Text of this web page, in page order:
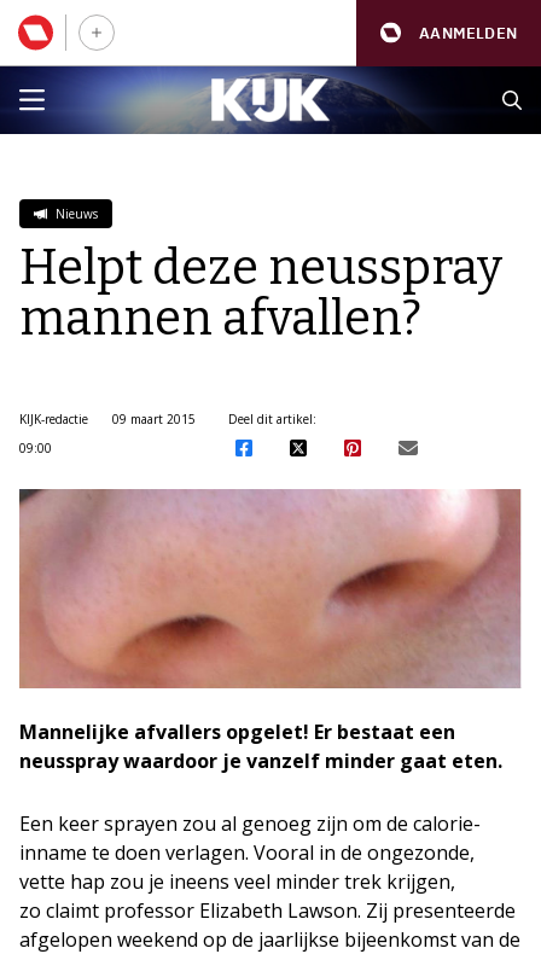
AANMELDEN
Nieuws
Helpt deze neusspray
mannen afvallen?
KIJK-redactie
09 maart 2015
09:00
Deel dit artikel:
Mannelijke afvallers opgelet! Er bestaat een
neusspray waardoor je vanzelf minder gaat eten.
Een keer sprayen zou al genoeg zijn om de calorie-
inname te doen verlagen. Vooral in de ongezonde,
vette hap zou je ineens veel minder trek krijgen,
zo claimt professor Elizabeth Lawson. Zij presenteerde
afgelopen weekend op de jaarlijkse bijeenkomst van de